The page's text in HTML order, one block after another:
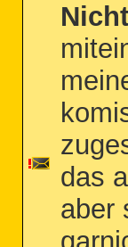
das
aber